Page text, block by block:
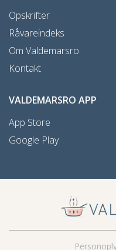
Opskrifter
Råvareindeks
Om Valdemarsro
Kontakt
VALDEMARSRO APP
App Store
Google Play